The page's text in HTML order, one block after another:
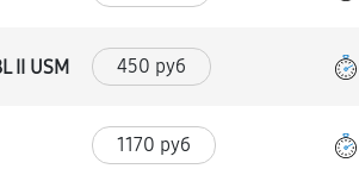
II USM 450 руб
1170 руб